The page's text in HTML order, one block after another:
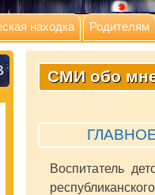
находка Родителям
СМИ обо
Воспитатель